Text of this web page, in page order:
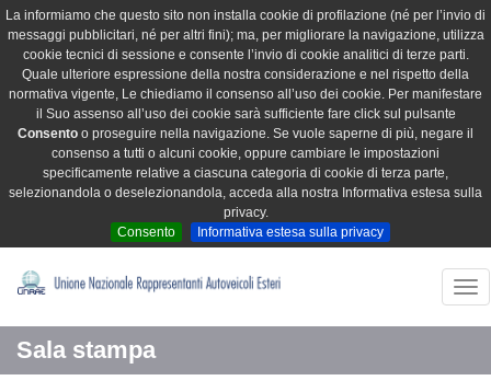
La informiamo che questo sito non installa cookie di profilazione (né per l’invio di
messaggi pubblicitari, né per altri fini); ma, per migliorare la navigazione, utilizza
cookie tecnici di sessione e consente l’invio di cookie analitici di terze parti.
Quale ulteriore espressione della nostra considerazione e nel rispetto della
normativa vigente, Le chiediamo il consenso all’uso dei cookie. Per manifestare
il Suo assenso all’uso dei cookie sarà sufficiente fare click sul pulsante
Consento o proseguire nella navigazione. Se vuole saperne di più, negare il
consenso a tutti o alcuni cookie, oppure cambiare le impostazioni
specificamente relative a ciascuna categoria di cookie di terza parte,
selezionandola o deselezionandola, acceda alla nostra Informativa estesa sulla
privacy.
Consento
Informativa estesa sulla privacy
Sala stampa